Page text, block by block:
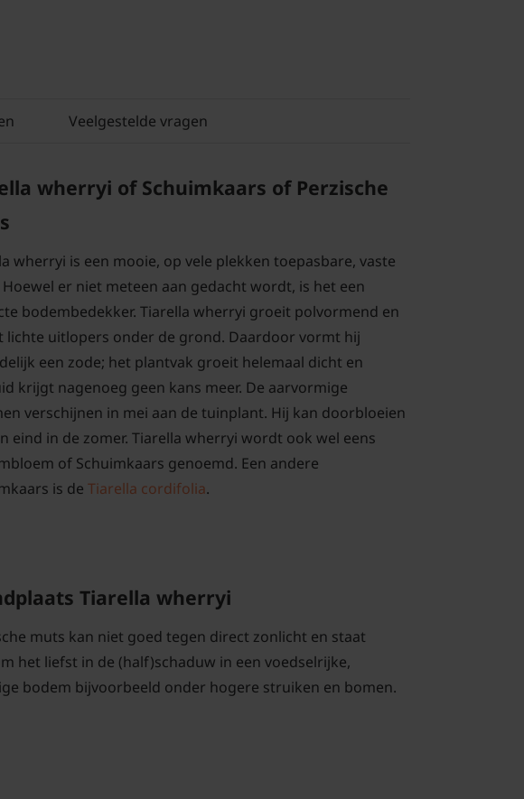
Veelgestelde vragen
wherryi of Schuimkaars of Perzische
wherryi is een mooie, op vele plekken toepasbare, vaste
er niet meteen aan gedacht wordt, is het een
bodembedekker. Tiarella wherryi groeit polvormend en
lichte uitlopers onder de grond. Daardoor vormt hij
een zode; het plantvak groeit helemaal dicht en
krijgt nagenoeg geen kans meer. De aarvormige
verschijnen in mei aan de tuinplant. Hij kan doorbloeien
eind in de zomer. Tiarella wherryi wordt ook wel eens
of Schuimkaars genoemd. Een andere
is de Tiarella cordifolia.
Tiarella wherryi
muts kan niet goed tegen direct zonlicht en staat
het liefst in de (half)schaduw in een voedselrijke,
bodem bijvoorbeeld onder hogere struiken en bomen.